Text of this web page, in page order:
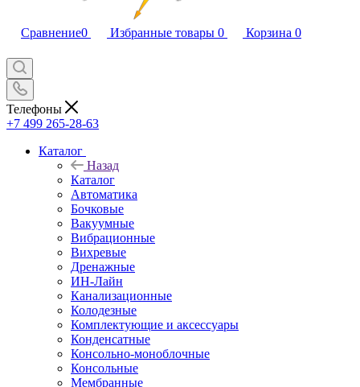
Сравнение0 Избранные товары 0 Корзина 0
Телефоны
+7 499 265-28-63
Каталог
Назад
Каталог
Автоматика
Бочковые
Вакуумные
Вибрационные
Вихревые
Дренажные
ИН-Лайн
Канализационные
Колодезные
Комплектующие и аксессуары
Конденсатные
Консольно-моноблочные
Консольные
Мембранные